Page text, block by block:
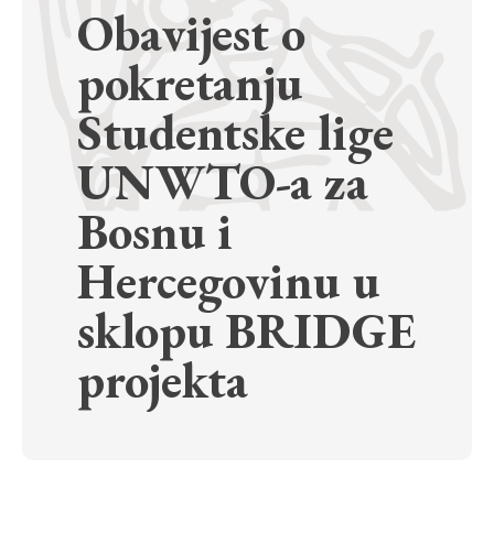
Obavijest o
pokretanju
Studentske lige
UNWTO-a za
Bosnu i
Hercegovinu u
sklopu BRIDGE
projekta